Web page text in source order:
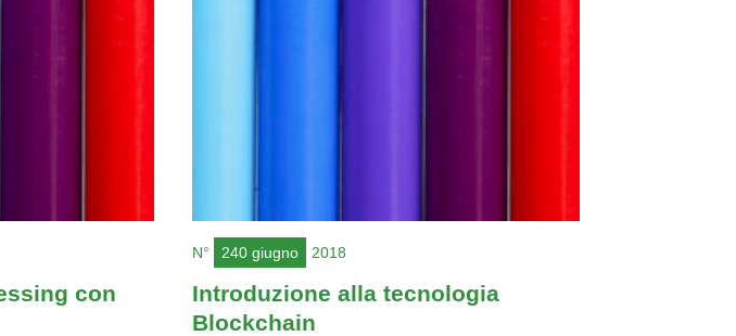
con
N° 240 giugno 2018
Introduzione alla tecnologia
Blockchain